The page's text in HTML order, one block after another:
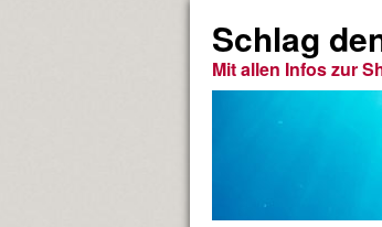
Schlag
Mit allen Infos zur